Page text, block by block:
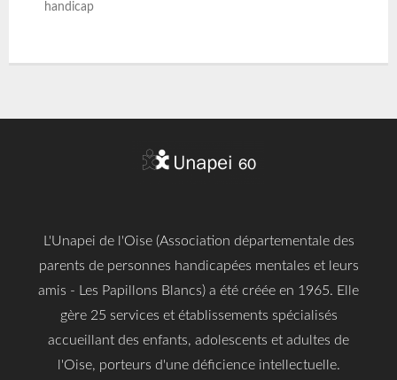
handicap
L'Unapei de l'Oise (Association départementale des
parents de personnes handicapées mentales et leurs
amis - Les Papillons Blancs) a été créée en 1965. Elle
gère 25 services et établissements spécialisés
accueillant des enfants, adolescents et adultes de
l'Oise, porteurs d'une déficience intellectuelle.